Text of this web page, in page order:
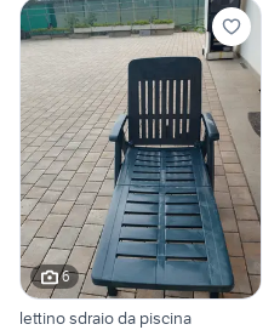
6
lettino sdraio da piscina